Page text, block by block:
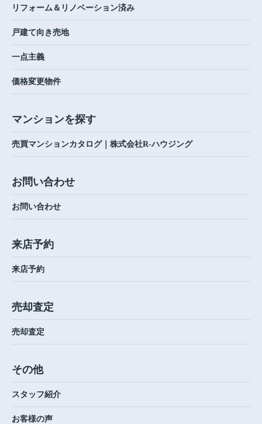
リフォーム＆リノベーション済み
戸建て向き売地
一点主義
価格変更物件
マンションを探す
売買マンションカタログ｜株式会社R-ハウジング
お問い合わせ
お問い合わせ
来店予約
来店予約
売却査定
売却査定
その他
スタッフ紹介
お客様の声